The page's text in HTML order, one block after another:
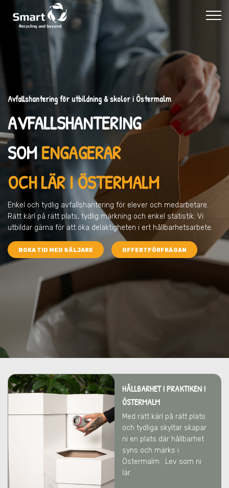
Avfallshantering för utbildning & skolor i Östermalm
AVFALLSHANTERING
SOMENGAGERAR
OCH LÄR I ÖSTERMALM
Enkel och tydlig avfallshantering för elever och medarbetare.
Rätt kärl på rätt plats, tydlig märkning och enkel statistik. Vi
utbildar gärna för att öka delaktigheten i ert hållbarhetsarbete.
BOKA TID MED SÄLJARE OFFERTFÖRFRÅGAN
HÅLLBARHET I PRAKTIKEN I
ÖSTERMALM
Med rätt kärl på rätt plats
och tydliga skyltar skapar
ni en plats där hållbarhet
syns och märks i
Östermalm . Lev som ni
lär.